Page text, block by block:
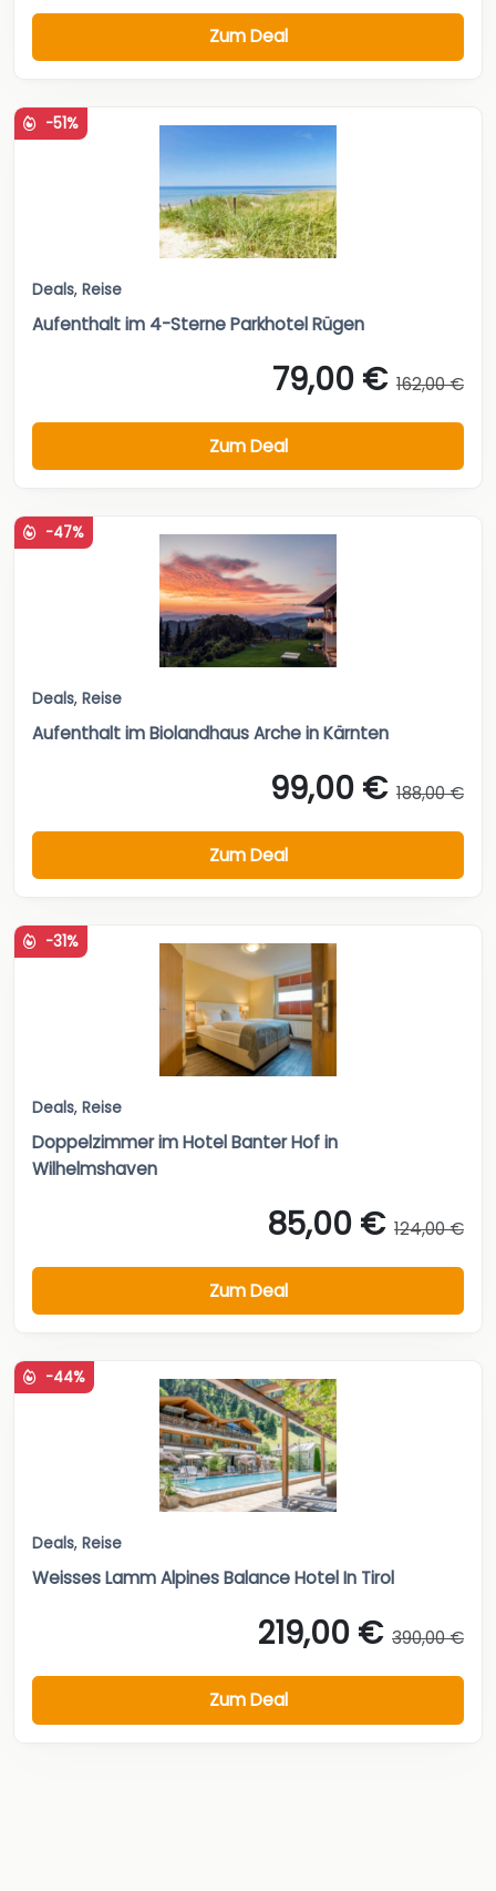
Zum Deal
-51%
Deals, Reise
Aufenthalt im 4-Sterne Parkhotel Rügen
79,00 € 162,00 €
Zum Deal
-47%
Deals, Reise
Aufenthalt im Biolandhaus Arche in Kärnten
99,00 € 188,00 €
Zum Deal
-31%
Deals, Reise
Doppelzimmer im Hotel Banter Hof in
Wilhelmshaven
85,00 € 124,00 €
Zum Deal
-44%
Deals, Reise
Weisses Lamm Alpines Balance Hotel In Tirol
219,00 € 390,00 €
Zum Deal